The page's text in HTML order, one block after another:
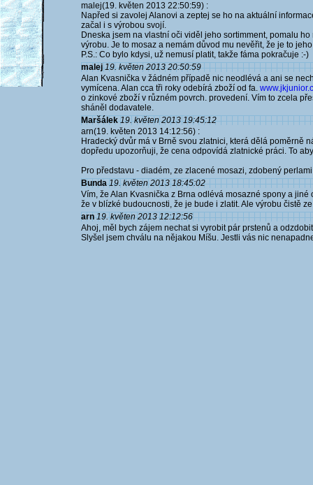
malej(19. květen 2013 22:50:59) :
Napřed si zavolej Alanovi a zeptej se ho na aktuální
začal i s výrobou svojí.
Dneska jsem na vlastní oči viděl jeho sortimment, pomalu
výrobu. Je to mosaz a nemám důvod mu nevěřit, že je to
P.S.: Co bylo kdysi, už nemusí platit, takže fáma pokračuje :-)
malej 19. květen 2013 20:50:59
Alan Kvasnička v žádném případě nic neodlévá a ani se
vymícena. Alan cca tři roky odebírá zboží od fa.
o zinkové zboží v různém povrch. provedení. Vím to zcela
sháněl dodavatele.
Maršálek 19. květen 2013 19:45:12
arn(19. květen 2013 14:12:56) :
Hradecký dvůr má v Brně svou zlatnici, která dělá poměrně
dopředu upozorňuji, že cena odpovídá zlatnické práci. To
Pro představu - diadém, ze zlacené mosazi, zdobený
Bunda 19. květen 2013 18:45:02
Vím, že Alan Kvasnička z Brna odlévá mosazné spony a
že v blízké budoucnosti, že je bude i zlatit. Ale výrobu čistě
arn 19. květen 2013 12:12:56
Ahoj, měl bych zájem nechat si vyrobit pár prstenů a
Slyšel jsem chválu na nějakou Míšu. Jestli vás nic